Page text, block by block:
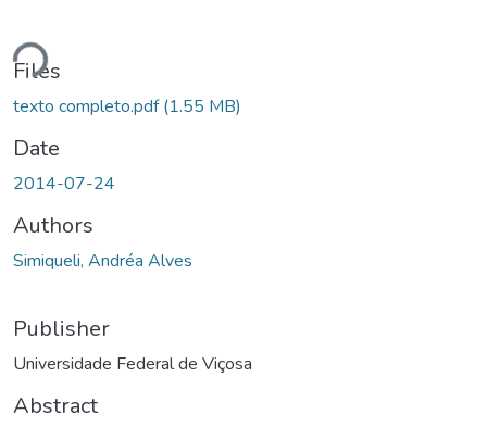
Loading...
Files
texto completo.pdf(1.55 MB)
Date
2014-07-24
Authors
Simiqueli, Andréa Alves
Publisher
Universidade Federal de Viçosa
Abstract